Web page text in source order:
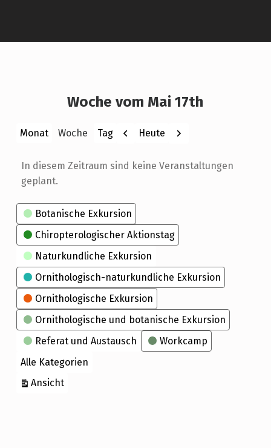
Woche vom Mai 17th
Monat Woche Tag Zurück
Heute Weiter
In diesem Zeitraum sind keine Veranstaltungen
geplant.
Kategorien
Botanische Exkursion
Chiropterologischer Aktionstag
Naturkundliche Exkursion
Ornithologisch-naturkundliche Exkursion
Ornithologische Exkursion
Ornithologische und botanische Exkursion
Referat und Austausch
Workcamp
Alle Kategorien
Ansichtausdrucken